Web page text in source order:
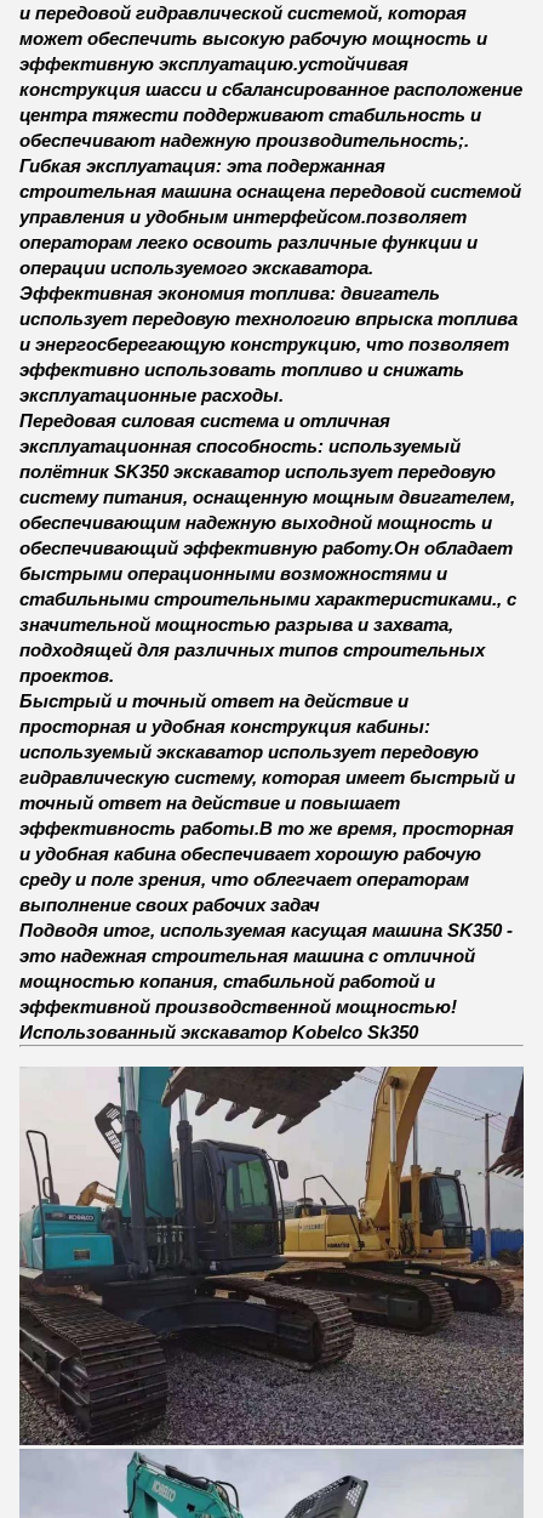
и передовой гидравлической системой, которая
может обеспечить высокую рабочую мощность и
эффективную эксплуатацию.устойчивая
конструкция шасси и сбалансированное расположение
центра тяжести поддерживают стабильность и
обеспечивают надежную производительность;.
Гибкая эксплуатация: эта подержанная
строительная машина оснащена передовой системой
управления и удобным интерфейсом.позволяет
операторам легко освоить различные функции и
операции используемого экскаватора.
Эффективная экономия топлива: двигатель
использует передовую технологию впрыска топлива
и энергосберегающую конструкцию, что позволяет
эффективно использовать топливо и снижать
эксплуатационные расходы.
Передовая силовая система и отличная
эксплуатационная способность: используемый
полётник SK350 экскаватор использует передовую
систему питания, оснащенную мощным двигателем,
обеспечивающим надежную выходной мощность и
обеспечивающий эффективную работу.Он обладает
быстрыми операционными возможностями и
стабильными строительными характеристиками., с
значительной мощностью разрыва и захвата,
подходящей для различных типов строительных
проектов.
Быстрый и точный ответ на действие и
просторная и удобная конструкция кабины:
используемый экскаватор использует передовую
гидравлическую систему, которая имеет быстрый и
точный ответ на действие и повышает
эффективность работы.В то же время, просторная
и удобная кабина обеспечивает хорошую рабочую
среду и поле зрения, что облегчает операторам
выполнение своих рабочих задач
Подводя итог, используемая касущая машина SK350 -
это надежная строительная машина с отличной
мощностью копания, стабильной работой и
эффективной производственной мощностью!
Использованный экскаватор Kobelco Sk350